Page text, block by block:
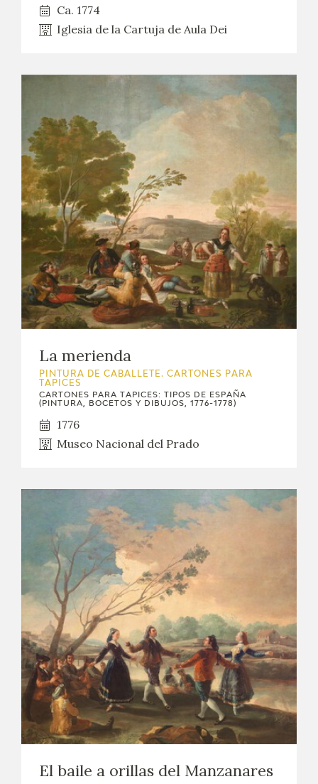
Ca. 1774
Iglesia de la Cartuja de Aula Dei
La merienda
PINTURA DE CABALLETE. CARTONES PARA
TAPICES
CARTONES PARA TAPICES: TIPOS DE ESPAÑA
(PINTURA, BOCETOS Y DIBUJOS, 1776-1778)
1776
Museo Nacional del Prado
El baile a orillas del Manzanares